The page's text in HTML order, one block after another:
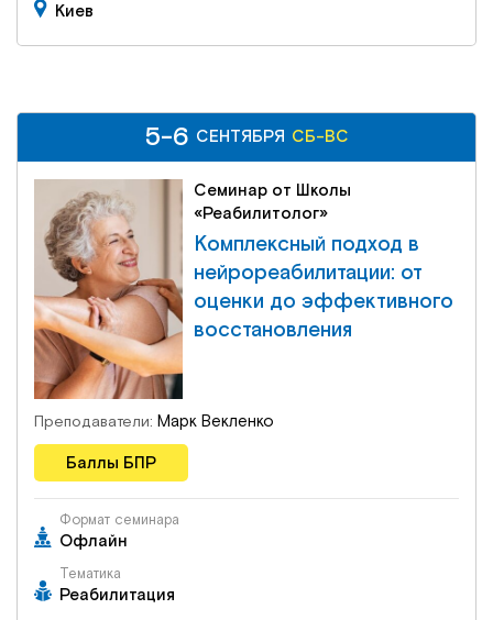
Киев
Семинар от Школы
«Реабилитолог»
Комплексный подход в
нейрореабилитации: от
оценки до эффективного
восстановления
Преподаватели: Марк Векленко
Баллы БПР
Формат семинара
Офлайн
Тематика
Реабилитация
СБ-ВС 5-6 СЕНТЯБРЯ
5-6 СЕНТЯБРЯ СБ-ВС